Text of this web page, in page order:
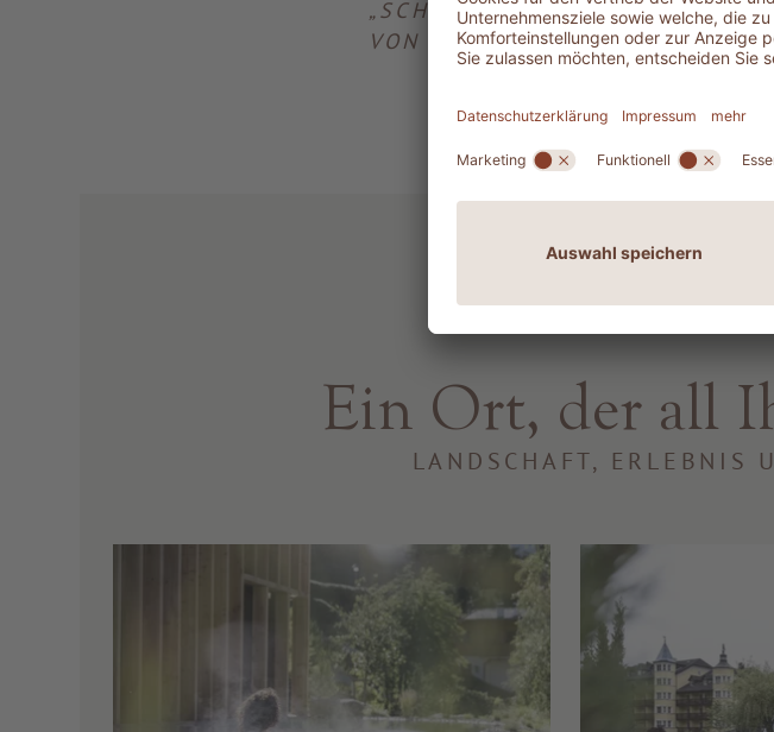
„SCHÖNHEIT UND
VON DER FORSCHUNG
Ein Ort, der all
LANDSCHAFT, ERLEBNIS